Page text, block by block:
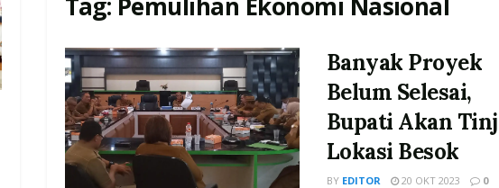
Banyak Proyek
Belum Selesai,
Bupati Akan
Lokasi Besok
BY EDITOR 20 OKT 2023 0